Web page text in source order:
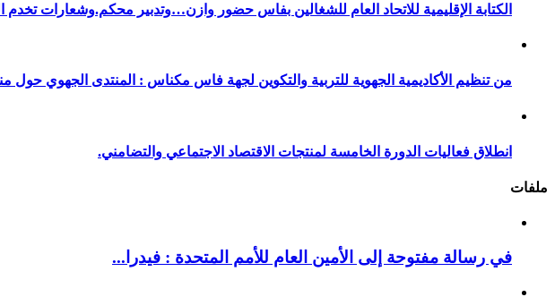
الكتابة الإقليمية للاتحاد العام للشغالين بفاس حضور وازن…وتدبير محكم.وشعارات تخدم
من تنظيم الأكاديمية الجهوية للتربية والتكوين لجهة فاس مكناس : المنتدى الجهوي حول
انطلاق فعاليات الدورة الخامسة لمنتجات الاقتصاد الاجتماعي والتضامني.
ملفات
في رسالة مفتوحة إلى الأمين العام للأمم المتحدة : فيدرا...